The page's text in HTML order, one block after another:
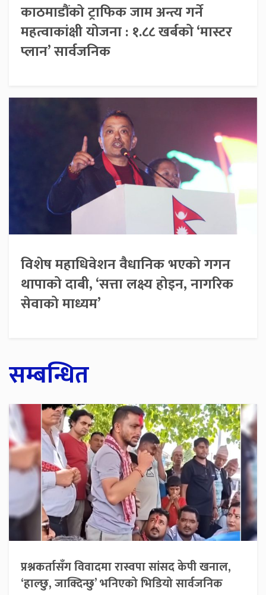
काठमाडौंको ट्राफिक जाम अन्त्य गर्ने
महत्वाकांक्षी योजना : १.८८ खर्बको ‘मास्टर
प्लान’ सार्वजनिक
विशेष महाधिवेशन वैधानिक भएको गगन
थापाको दाबी, ‘सत्ता लक्ष्य होइन, नागरिक
सेवाको माध्यम’
सम्बन्धित
प्रश्नकर्तासँग विवादमा रास्वपा सांसद केपी खनाल,
‘हाल्छु, जाक्दिन्छु’ भनिएको भिडियो सार्वजनिक